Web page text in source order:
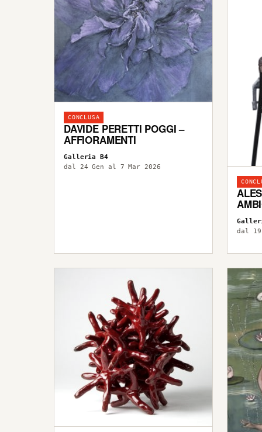
CONCLUSA
DAVIDE PERETTI POGGI –
AFFIORAMENTI
Galleria B4
dal 24 Gen al 7 Mar 2026
dal